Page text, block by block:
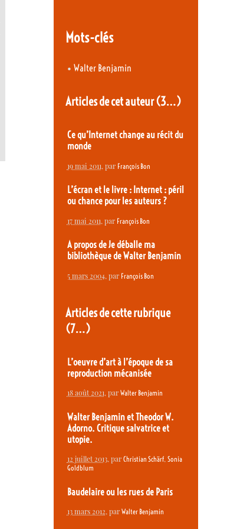
Mots-clés
• Walter Benjamin
Articles de cet auteur(3…)
Ce qu’Internet change au récit du
monde
19 mai 2011, par François Bon
L’écran et le livre : Internet : péril
ou chance pour les auteurs ?
17 mai 2011, par François Bon
A propos de Je déballe ma
bibliothèque de Walter Benjamin
5 mars 2004, par François Bon
Articles de cette rubrique
(7…)
L’oeuvre d’art à l’époque de sa
reproduction mécanisée
18 août 2021, par Walter Benjamin
Walter Benjamin et Theodor W.
Adorno. Critique salvatrice et
utopie.
12 juillet 2013, par Christian Schärf, Sonia
Goldblum
Baudelaire ou les rues de Paris
13 mars 2012, par Walter Benjamin